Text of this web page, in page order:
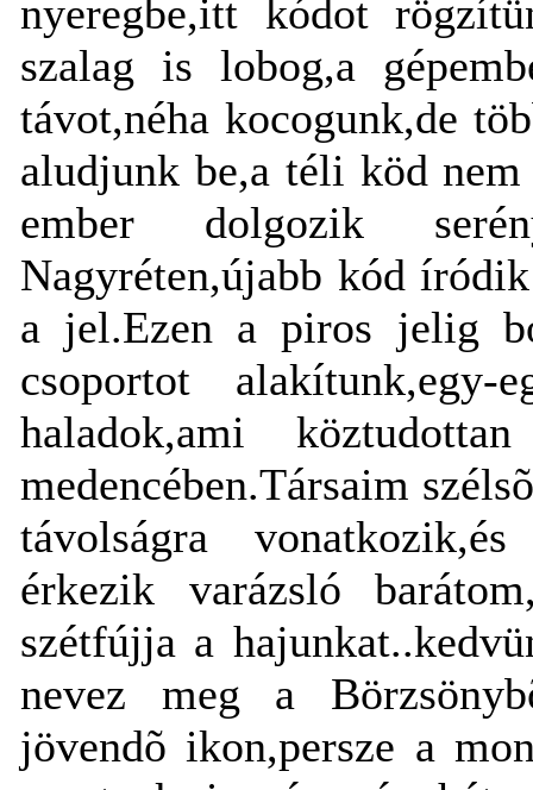
nyeregbe,itt kódot
szalag is lobog,a
távot,néha kocogunk,de
aludjunk be,a téli köd
ember dolgozik
Nagyréten,újabb kód
a jel.Ezen a piros jelig
csoportot
haladok,ami
medencében.Társaim
távolságra
érkezik varázsló
szétfújja a
nevez meg a
jövendõ ikon,persze a